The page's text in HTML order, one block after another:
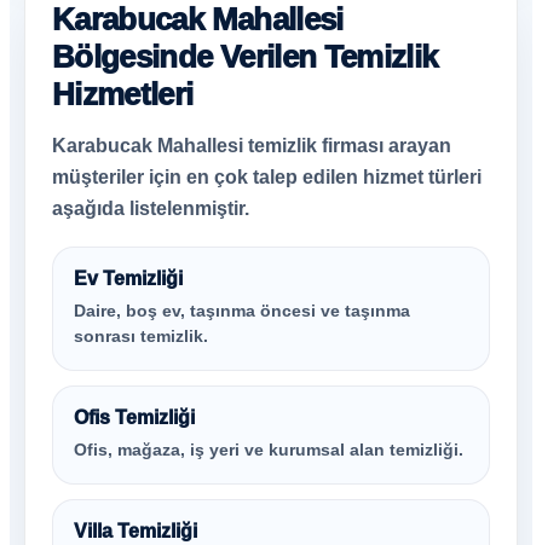
Karabucak Mahallesi
Bölgesinde Verilen Temizlik
Hizmetleri
Karabucak Mahallesi temizlik firması arayan
müşteriler için en çok talep edilen hizmet türleri
aşağıda listelenmiştir.
Ev Temizliği
Daire, boş ev, taşınma öncesi ve taşınma
sonrası temizlik.
Ofis Temizliği
Ofis, mağaza, iş yeri ve kurumsal alan temizliği.
Villa Temizliği